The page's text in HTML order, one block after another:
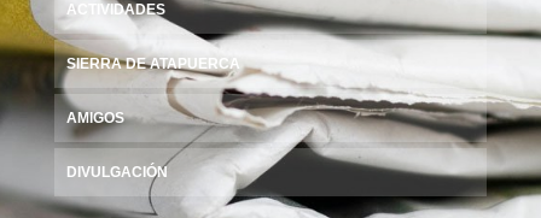
ACTIVIDADES
SIERRA DE ATAPUERCA
AMIGOS
DIVULGACIÓN